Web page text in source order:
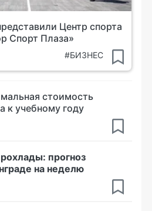
Центр спорта
Спорт Плаза»
#БИЗНЕС
стоимость
к учебному году
прогноз
на неделю